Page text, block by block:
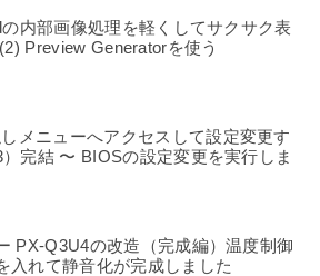
内部画像処理を軽くしてサクサク表
Preview Generatorを使う
メニューへアクセスして設定変更す
完結 〜 BIOSの設定変更を実行しま
PX-Q3U4の改造（完成編）温度制御
入れて静音化が完成しました